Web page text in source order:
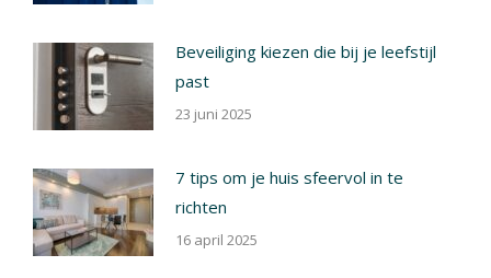
Beveiliging kiezen die bij je leefstijl
past
23 juni 2025
7 tips om je huis sfeervol in te
richten
16 april 2025